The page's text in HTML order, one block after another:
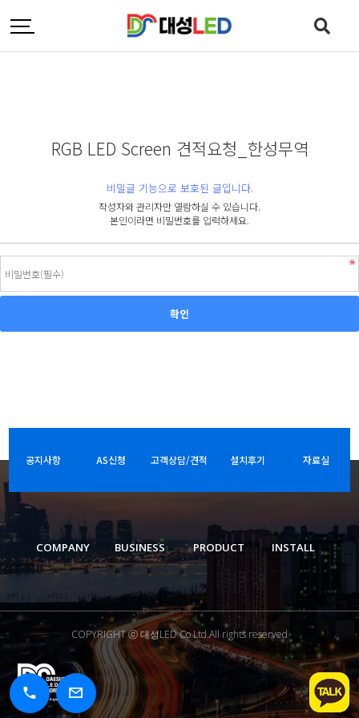
RGB LED Screen 견적요청_한성무역
비밀글 기능으로 보호된 글입니다.
작성자와 관리자만 열람하실 수 있습니다.
본인이라면 비밀번호를 입력하세요.
공지사항 AS신청 고객상담/견적 설치후기 자료실
COMPANY BUSINESS PRODUCT INSTALL
COPYRIGHT ⓒ 대성LED Co.Ltd.All rights reserved